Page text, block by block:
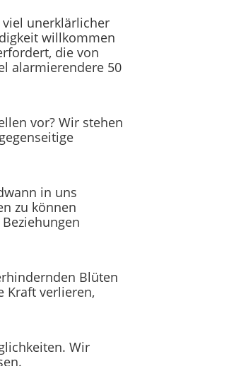
viel unerklärlicher
willkommen
die von
alarmierendere 50
vor? Wir stehen
in uns
zu können
Blüten
Kraft verlieren,
Wir